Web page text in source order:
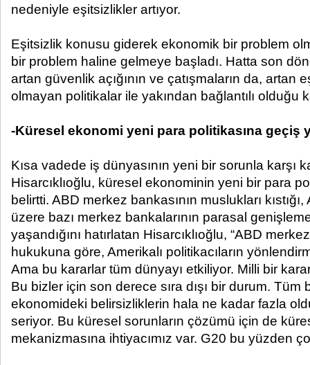
nedeniyle eşitsizlikler artıyor.
Eşitsizlik konusu giderek ekonomik bir problem
bir problem haline gelmeye başladı. Hatta son
artan güvenlik açığının ve çatışmaların da, artan
olmayan politikalar ile yakından bağlantılı olduğu
-Küresel ekonomi yeni para politikasına geçiş
Kısa vadede iş dünyasının yeni bir sorunla karşı
Hisarcıklıoğlu, küresel ekonominin yeni bir para
belirtti. ABD merkez bankasının muslukları
üzere bazı merkez bankalarının parasal
yaşandığını hatırlatan Hisarcıklıoğlu, “ABD
hukukuna göre, Amerikalı politikacıların
Ama bu kararlar tüm dünyayı etkiliyor. Milli bir
Bu bizler için son derece sıra dışı bir durum. Tüm
ekonomideki belirsizliklerin hala ne kadar fazla
seriyor. Bu küresel sorunların çözümü için de
mekanizmasına ihtiyacımız var. G20 bu yüzden